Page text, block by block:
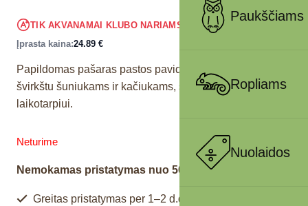
Paukščiams
Ropliams
Nuolaidos
TIK AKVANAMAI KLUBO NARIAMS 23.65 €
Įprasta kaina:24.89 €
Papildomas pašaras pastos pavidalu su daugkartiniu
švirkštu šuniukams ir kačiukams, skirtas nujunkymo
laikotarpiui.
Neturime
Nemokamas pristatymas nuo 50€
Greitas pristatymas per 1–2 d.d.